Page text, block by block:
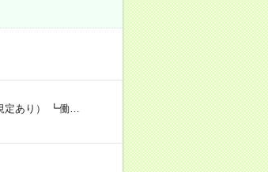
定あり） ┗働…